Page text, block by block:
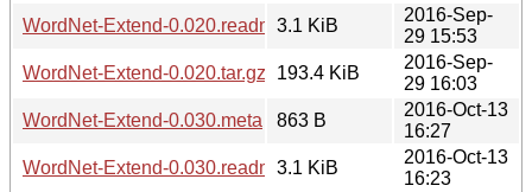
WordNet-Extend-0.020.readme3.1 KiB
2016-Sep-
29 15:53
WordNet-Extend-0.020.tar.gz
193.4 KiB
2016-Sep-
29 16:03
WordNet-Extend-0.030.meta
863 B
2016-Oct-13
16:27
WordNet-Extend-0.030.readme3.1 KiB
2016-Oct-13
16:23